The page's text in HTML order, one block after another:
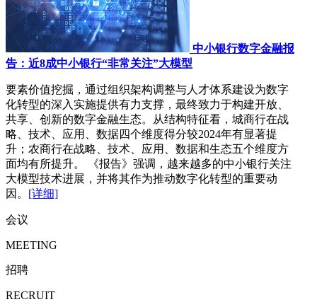
中小银行数字金融报
告：近8成中小银行“非常关注”大模型
要素价值挖掘，通过组织架构调整与人才体系建设为数字
化转型的深入实施提供有力支撑，最终致力于构建开放、
共享、创新的数字金融生态。从结构特征看，城商行在战
略、技术、应用、数据四个维度得分较2024年有显著提
升；农商行在战略、技术、应用、数据和生态五个维度方
面均有所提升。 《报告》强调，越来越多的中小银行关注
大模型技术进展，并将其作为推动数字化转型的重要动
因。 [详细]
会议
MEETING
招聘
RECRUIT